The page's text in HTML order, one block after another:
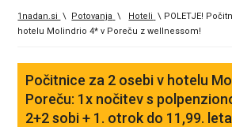
1nadan.si \ Potovanja \ Hoteli \ POLETJE!
hotelu Molindrio 4* v Poreču z wellnessom!
Počitnice za 2 osebi v hotelu
Poreču: 1x nočitev s
2+2 sobi + 1. otrok do 11,99.